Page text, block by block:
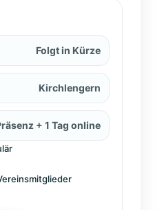
Folgt in Kürze
Kirchlengern
+ 1 Tag online